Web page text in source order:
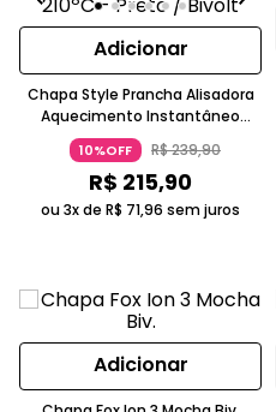
Adicionar
Chapa Style Prancha Alisadora
Aquecimento Instantâneo
210°C PTC Preto Bivolt Taiff
10%OFF R$239,90
R$ 215,90
ou 3x de R$ 71,96 sem juros
Adicionar